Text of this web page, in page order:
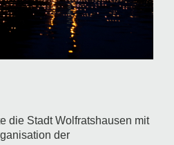
die Stadt Wolfratshausen mit
der